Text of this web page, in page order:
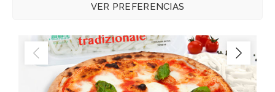
VER PREFERENCIAS